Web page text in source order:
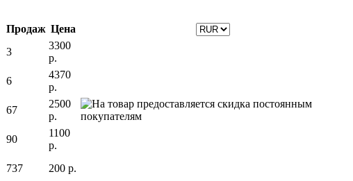
Продаж Цена
3
3300
р.
6
4370
р.
67
2500
р.
90
1100
р.
737 200 р.